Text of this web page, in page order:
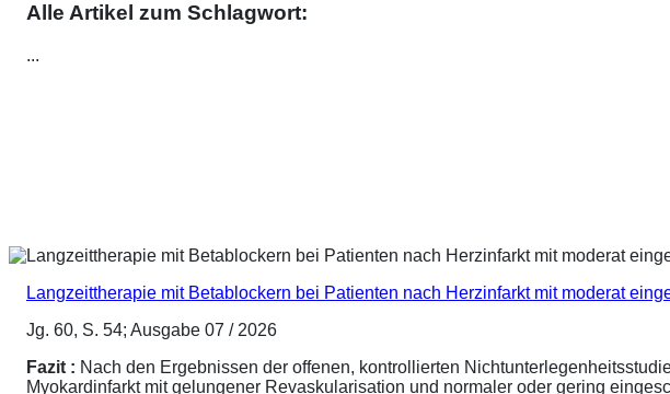
Alle Artikel zum Schlagwort:
...
Langzeittherapie mit Betablockern bei Patienten nach Herzinfarkt mit moderat
Jg. 60, S. 54; Ausgabe 07 / 2026
Fazit : Nach den Ergebnissen der offenen, kontrollierten
Myokardinfarkt mit gelungener Revaskularisation und normaler oder gering